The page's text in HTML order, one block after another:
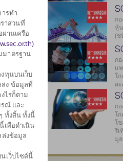
ทศ
ก
หุ้
(ช
ก
แ
โ
ส
ก
โ
โ
รี
มู
รทำ
าส่วนที่
านเครือ
มาตรฐาน
ทุนบนเว็บ
ง ข้อมูลที่
ไรก็ตาม
ณ์ และ
ทั้งสิ้น ทั้งนี้
เพื่อดำเนิน
งข้อมูล
เว็บไซด์นี้